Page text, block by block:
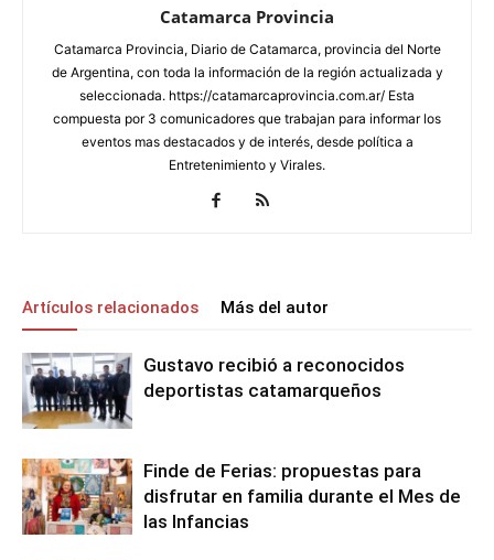
Catamarca Provincia
Catamarca Provincia, Diario de Catamarca, provincia del Norte
de Argentina, con toda la información de la región actualizada y
seleccionada. https://catamarcaprovincia.com.ar/ Esta
compuesta por 3 comunicadores que trabajan para informar los
eventos mas destacados y de interés, desde política a
Entretenimiento y Virales.
Artículos relacionados Más del autor
Gustavo recibió a reconocidos
deportistas catamarqueños
Finde de Ferias: propuestas para
disfrutar en familia durante el Mes de
las Infancias